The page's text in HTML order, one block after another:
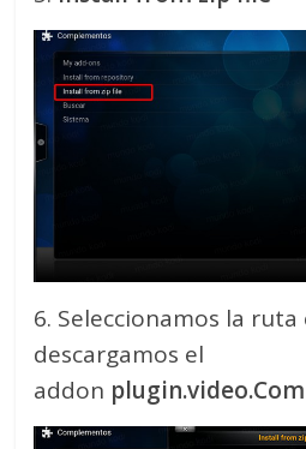
6. Seleccionamos la
descargamos el
addon